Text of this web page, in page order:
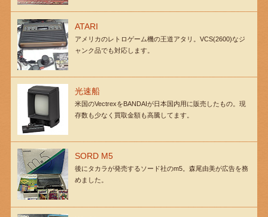
ATARI
アメリカのレトロゲーム機の王道アタリ。VCS(2600)なジ
ャンク品でも対応します。
光速船
米国のVectrexをBANDAIが日本国内用に販売したもの。現
存数も少なく買取金額も高騰してます。
SORD M5
後にタカラが発売するソード社のm5。森尾由美が広告を務
めました。